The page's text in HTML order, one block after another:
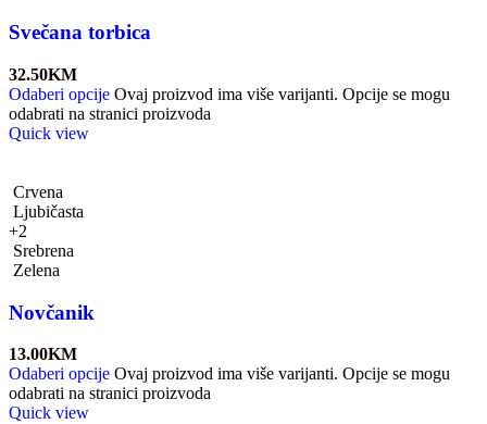
Svečana torbica
32.50KM
Odaberi opcije Ovaj proizvod ima više varijanti. Opcije se mogu
odabrati na stranici proizvoda
Quick view
Crvena
Ljubičasta
+2
Srebrena
Zelena
Novčanik
13.00KM
Odaberi opcije Ovaj proizvod ima više varijanti. Opcije se mogu
odabrati na stranici proizvoda
Quick view